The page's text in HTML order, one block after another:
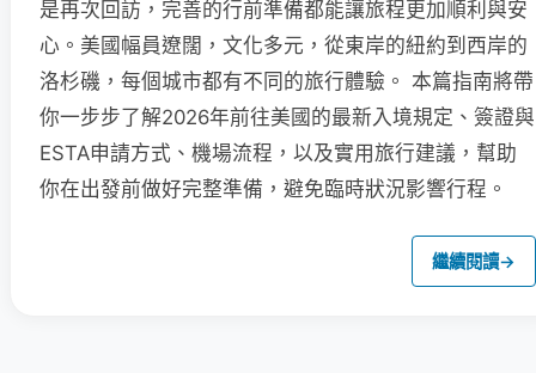
是再次回訪，完善的行前準備都能讓旅程更加順利與安
心。美國幅員遼闊，文化多元，從東岸的紐約到西岸的
洛杉磯，每個城市都有不同的旅行體驗。 本篇指南將帶
你一步步了解2026年前往美國的最新入境規定、簽證與
ESTA申請方式、機場流程，以及實用旅行建議，幫助
你在出發前做好完整準備，避免臨時狀況影響行程。
繼續閱讀→